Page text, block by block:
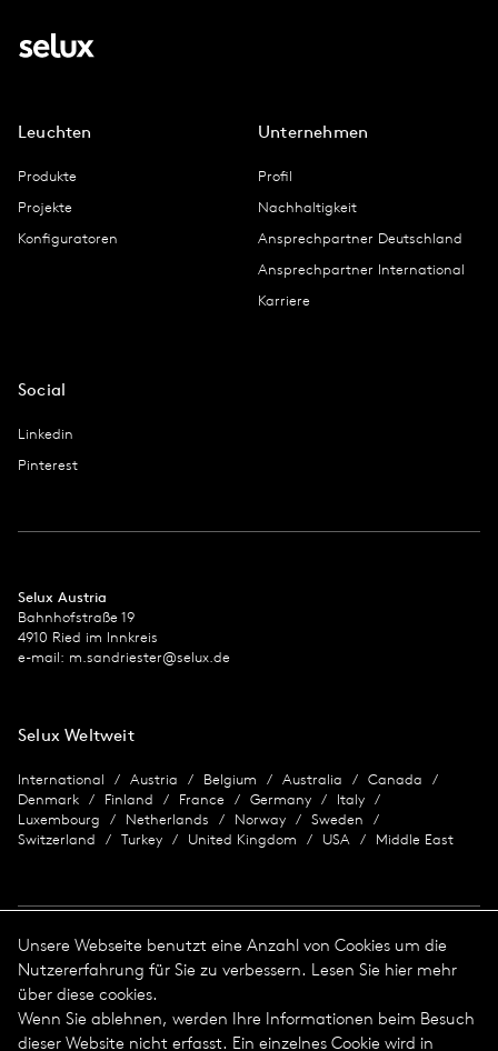
Leuchten
Produkte
Projekte
Konfiguratoren
Unternehmen
Profil
Nachhaltigkeit
Ansprechpartner Deutschland
Ansprechpartner International
Karriere
Social
Linkedin
Pinterest
Selux Austria
Bahnhofstraße 19
4910 Ried im Innkreis
e-mail: m.sandriester@selux.de
Selux Weltweit
International Austria Belgium Australia
Canada
Denmark
Finland France Germany
Italy
Luxembourg
Netherlands Norway
Sweden
Switzerland
Turkey United Kingdom USA Middle East
Impressum
Datenschutz
Impressum
Unsere Webseite benutzt eine Anzahl von Cookies um die
Nutzererfahrung für Sie zu verbessern. Lesen Sie hier mehr
über diese cookies.
Wenn Sie ablehnen, werden Ihre Informationen beim Besuch
dieser Website nicht erfasst. Ein einzelnes Cookie wird in